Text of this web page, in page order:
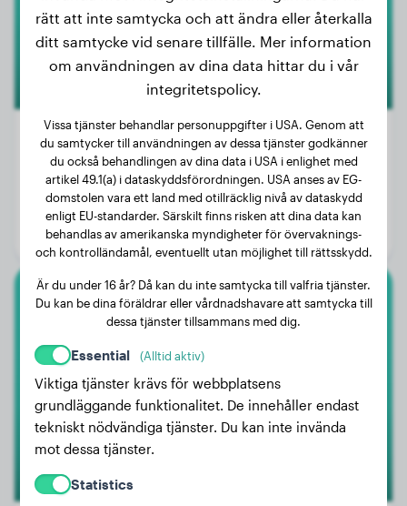
1
Vikt:
30 kg
Ålder:
2 år, 8 månader
Kön:
Hanhund
Border Collie
Chester
rätt att inte samtycka och att ändra eller återkalla
ditt samtycke vid senare tillfälle. Mer information
om användningen av dina data hittar du i vår
integritetspolicy.
Vissa tjänster behandlar personuppgifter i USA. Genom att
du samtycker till användningen av dessa tjänster godkänner
du också behandlingen av dina data i USA i enlighet med
artikel 49.1(a) i dataskyddsförordningen. USA anses av EG-
domstolen vara ett land med otillräcklig nivå av dataskydd
enligt EU-standarder. Särskilt finns risken att dina data kan
behandlas av amerikanska myndigheter för övervaknings-
och kontrolländamål, eventuellt utan möjlighet till rättsskydd.
Är du under 16 år? Då kan du inte samtycka till valfria tjänster.
Du kan be dina föräldrar eller vårdnadshavare att samtycka till
dessa tjänster tillsammans med dig.
Essential (Alltid aktiv)
Viktiga tjänster krävs för webbplatsens
grundläggande funktionalitet. De innehåller endast
tekniskt nödvändiga tjänster. Du kan inte invända
mot dessa tjänster.
Statistics